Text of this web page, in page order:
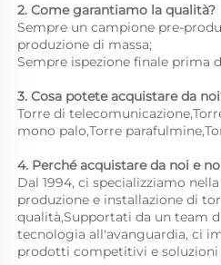
2. Come garantiamo la qualità?
Sempre un campione pre-
produzione di massa;
Sempre ispezione finale prima
3. Cosa potete acquistare da
Torre di
mono palo,Torre
4. Perché acquistare da noi e
Dal 1994, ci specializziamo
produzione e installazione di
qualità,Supportati da un team
tecnologia all'avanguardia, ci
prodotti competitivi e soluzioni